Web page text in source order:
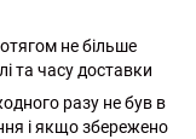
не більше
та часу доставки
разу не був в
і якщо збережено